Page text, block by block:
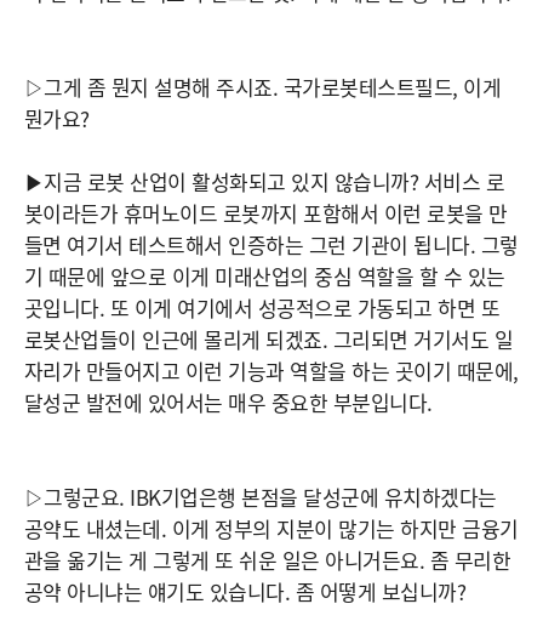
▷그게 좀 뭔지 설명해 주시죠. 국가로봇테스트필드, 이게
뭔가요?
▶지금 로봇 산업이 활성화되고 있지 않습니까? 서비스 로
봇이라든가 휴머노이드 로봇까지 포함해서 이런 로봇을 만
들면 여기서 테스트해서 인증하는 그런 기관이 됩니다. 그렇
기 때문에 앞으로 이게 미래산업의 중심 역할을 할 수 있는
곳입니다. 또 이게 여기에서 성공적으로 가동되고 하면 또
로봇산업들이 인근에 몰리게 되겠죠. 그리되면 거기서도 일
자리가 만들어지고 이런 기능과 역할을 하는 곳이기 때문에,
달성군 발전에 있어서는 매우 중요한 부분입니다.
▷그렇군요. IBK기업은행 본점을 달성군에 유치하겠다는
공약도 내셨는데. 이게 정부의 지분이 많기는 하지만 금융기
관을 옮기는 게 그렇게 또 쉬운 일은 아니거든요. 좀 무리한
공약 아니냐는 얘기도 있습니다. 좀 어떻게 보십니까?